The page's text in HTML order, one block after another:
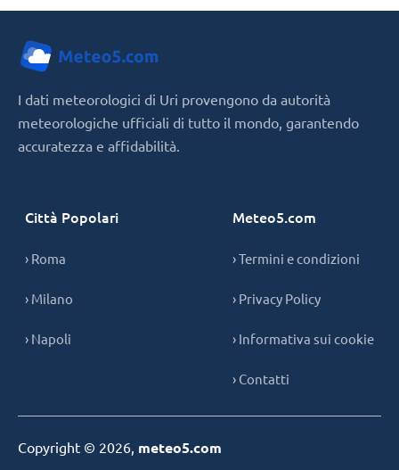
I dati meteorologici di Uri provengono da autorità
meteorologiche ufficiali di tutto il mondo, garantendo
accuratezza e affidabilità.
Città Popolari
› Roma
› Milano
› Napoli
Meteo5.com
› Termini e condizioni
› Privacy Policy
› Informativa sui cookie
› Contatti
Copyright © 2026, meteo5.com